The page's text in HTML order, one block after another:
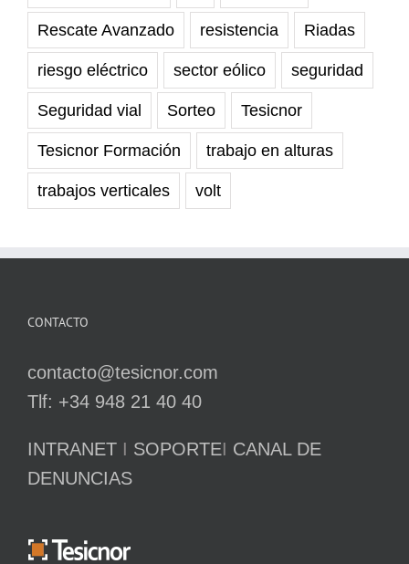
Rescate Avanzado resistencia Riadas
riesgo eléctrico sector eólico seguridad
Seguridad vial Sorteo Tesicnor
Tesicnor Formación trabajo en alturas
trabajos verticales volt
CONTACTO
contacto@tesicnor.com
Tlf: +34 948 21 40 40
INTRANET I SOPORTEI CANAL DE
DENUNCIAS